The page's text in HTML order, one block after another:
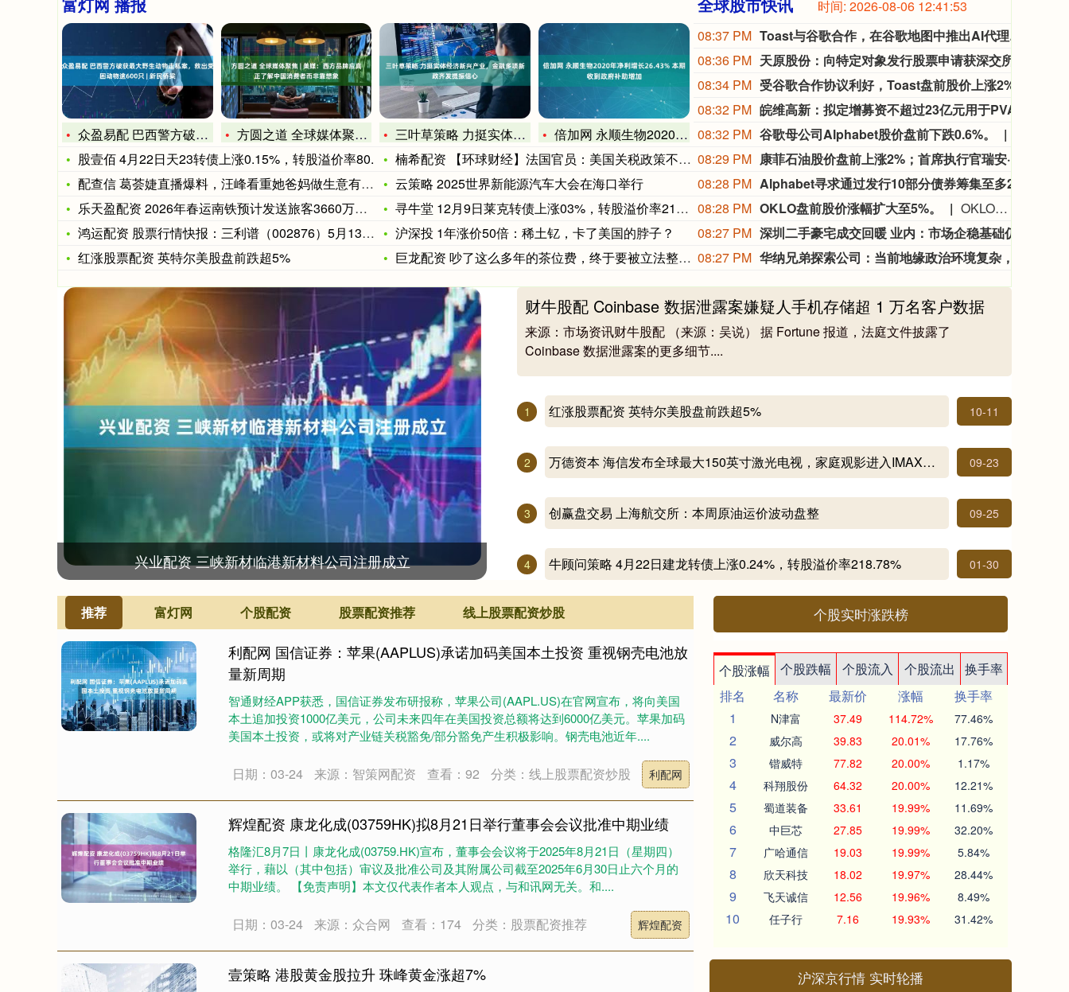
众盈易配 巴西警方破获最大野生动物走私案，救出受困动物逾60
方圆之道 全球媒体聚焦 | 美媒：西方品牌应真正了解中国消费
股壹佰 4月22日天23转债上涨0.15%，转股溢价率80.
配查信 葛荟婕直播爆料，汪峰看重她爸妈做生意有钱，离婚给30
乐天盈配资 2026年春运南铁预计发送旅客3660万人次
鸿运配资 股票行情快报：三利谱（002876）5月13日主力
红涨股票配资 英特尔美股盘前跌超5%
三叶草策略 力挺实体经济新兴产业，金融多项新政齐发提振信心
倍加网 永顺生物2020年净利增长26.43% 本期收到政府
楠希配资 【环球财经】法国官员：美国关税政策不确定性将拖累对
云策略 2025世界新能源汽车大会在海口举行
寻牛堂 12月9日莱克转债上涨03%，转股溢价率2123%
沪深投 1年涨价50倍：稀土钇，卡了美国的脖子？
巨龙配资 吵了这么多年的茶位费，终于要被立法整治了？
时间: 2026-08-06 12:41:55
08:37 PM
Toast与谷歌合作，在谷歌地图中推出AI代理智能点餐功能
08:36 PM
08:34 PM
08:32 PM
08:32 PM 谷歌母公司Alphabet股价盘前下跌0.6%。
08:29 PM
康菲石油股价盘前上涨2%；首席执行官瑞安·兰斯即将退休。
08:28 PM
08:28 PM OKLO盘前股价涨幅扩大至5%。
OKLO盘前股价涨幅扩大至5%。
08:27 PM
08:27 PM
兴业配资 三峡新材临港新材料公司注册成立
财牛股配 Coinbase 数据泄露案嫌疑人手机存储超 1 万名客户数据
来源：市场资讯财牛股配 （来源：吴说） 据 Fortune 报道，法庭文件披露了
Coinbase 数据泄露案的更多细节....
1 红涨股票配资 英特尔美股盘前跌超5% 10-11
2 万德资本 海信发布全球最大150英寸激光电视，家庭观影进入IMAX时代 09-23
3 创赢盘交易 上海航交所：本周原油运价波动盘整 09-25
4 牛顾问策略 4月22日建龙转债上涨0.24%，转股溢价率218.78% 01-30
推荐 富灯网 个股配资 股票配资推荐 线上股票配资炒股
利配网 国信证券：苹果(AAPLUS)承诺加码美国本土投资 重视钢壳电池放
量新周期
智通财经APP获悉，国信证券发布研报称，苹果公司(AAPL.US)在官网宣布，将向美国
本土追加投资1000亿美元，公司未来四年在美国投资总额将达到6000亿美元。苹果加码
美国本土投资，或将对产业链关税豁免/部分豁免产生积极影响。钢壳电池近年....
日期：03-24 来源：智策网配资 查看：92 分类：线上股票配资炒股 利配网
辉煌配资 康龙化成(03759HK)拟8月21日举行董事会会议批准中期业绩
格隆汇8月7日丨康龙化成(03759.HK)宣布，董事会会议将于2025年8月21日（星期四）
举行，藉以（其中包括）审议及批准公司及其附属公司截至2025年6月30日止六个月的
中期业绩。 【免责声明】本文仅代表作者本人观点，与和讯网无关。和....
日期：03-24 来源：众合网 查看：174 分类：股票配资推荐 辉煌配资
壹策略 港股黄金股拉升 珠峰黄金涨超7%
个股实时涨跌榜
个股涨幅 个股跌幅 个股流入 个股流出
换手率
排名
名称 最新价 涨幅
换手率
1
N津富 37.49 114.72% 77.46%
2 威尔高 39.83 20.01% 17.76%
3 锴威特 77.82 20.00% 1.17%
4 科翔股份 64.32 20.00% 12.21%
5 蜀道装备 33.61 19.99% 11.69%
6 中巨芯 27.85 19.99% 32.20%
7 广哈通信 19.03 19.99% 5.84%
8 欣天科技 18.02 19.97% 28.44%
9 飞天诚信 12.56 19.96% 8.49%
10 任子行 7.16 19.93% 31.42%
沪深京行情 实时轮播